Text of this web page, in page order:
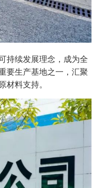
持续发展理念，成为全
要生产基地之一，汇聚
材料支持。